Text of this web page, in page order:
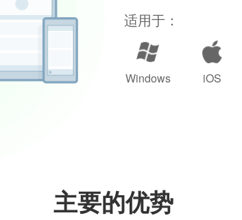
适用于：
Windows iOS
主要的优势